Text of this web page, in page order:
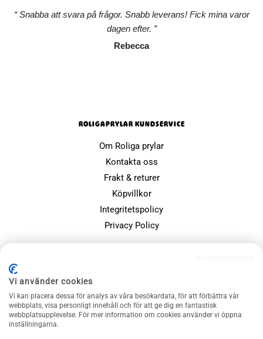
Snabba att svara på frågor. Snabb leverans! Fick mina varor
dagen efter.
Rebecca
ROLIGAPRYLAR KUNDSERVICE
Om Roliga prylar
Kontakta oss
Frakt & returer
Köpvillkor
Integritetspolicy
Privacy Policy
Julklappsspelet
Merchandise
Vi använder cookies
Vi kan placera dessa för analys av våra besökardata, för att förbättra vår
webbplats, visa personligt innehåll och för att ge dig en fantastisk
webbplatsupplevelse. För mer information om cookies använder vi öppna
inställningarna.